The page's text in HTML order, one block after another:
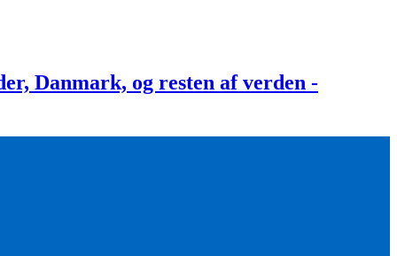
Danmark, og resten af verden -